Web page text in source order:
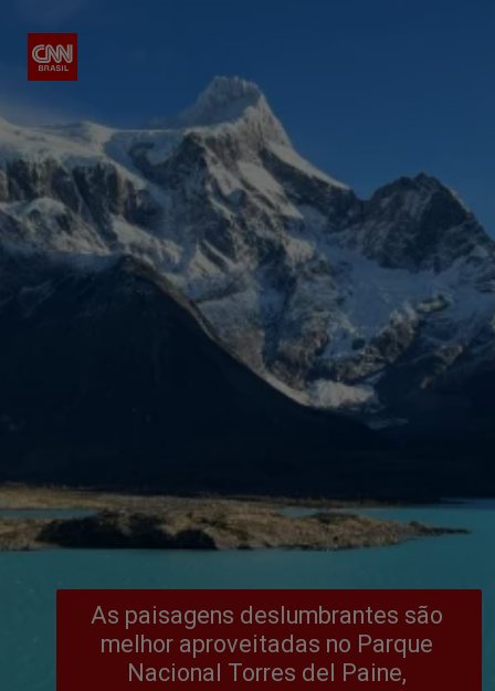
As paisagens deslumbrantes são
melhor aproveitadas no Parque
Nacional Torres del Paine,